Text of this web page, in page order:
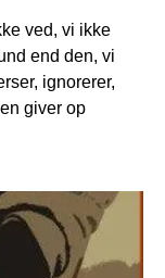
ved, vi ikke
end den, vi
ignorerer,
giver op